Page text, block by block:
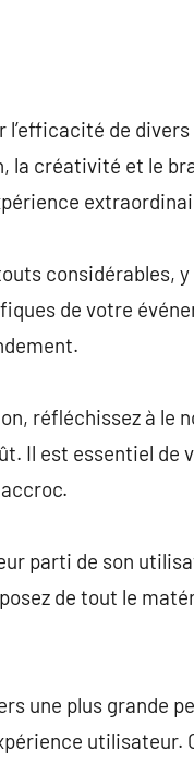
l’efficacité de
la créativité et le
considérables,
de votre
réfléchissez à le
Il est essentiel de
parti de son
de tout le
une plus grande
utilisateur.